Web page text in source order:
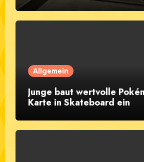
Allgemein
Junge baut wertvolle
Karte in Skateboard ein